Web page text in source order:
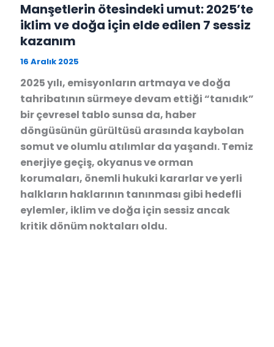
Manşetlerin ötesindeki umut: 2025’te
iklim ve doğa için elde edilen 7 sessiz
kazanım
16 Aralık 2025
2025 yılı, emisyonların artmaya ve doğa
tahribatının sürmeye devam ettiği “tanıdık”
bir çevresel tablo sunsa da, haber
döngüsünün gürültüsü arasında kaybolan
somut ve olumlu atılımlar da yaşandı. Temiz
enerjiye geçiş, okyanus ve orman
korumaları, önemli hukuki kararlar ve yerli
halkların haklarının tanınması gibi hedefli
eylemler, iklim ve doğa için sessiz ancak
kritik dönüm noktaları oldu.